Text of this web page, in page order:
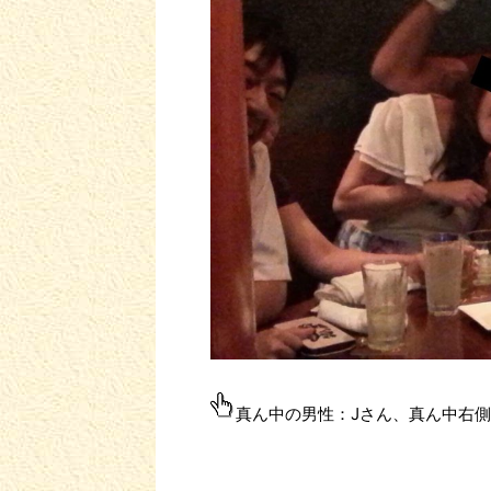
真ん中の男性：Jさん、真ん中右